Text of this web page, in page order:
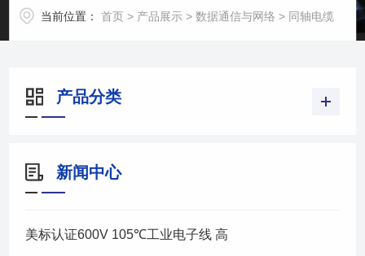
当前位置： 首页 > 产品展示 >数据通信与网络 > 同轴电缆
产品分类
新闻中心
美标认证600V 105℃工业电子线 高